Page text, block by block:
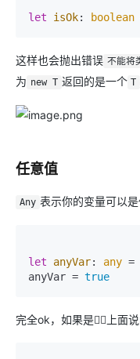
let isOk: boolean
这样也会抛出错误 不能将
为 new T 返回的是一个 T
任意值
Any 表示你的变量可以是
let anyVar: any =
anyVar = true
完全ok，如果是👆🏻上面